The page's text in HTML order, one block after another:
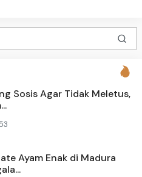
Sosis Agar Tidak Meletus,
Ayam Enak di Madura